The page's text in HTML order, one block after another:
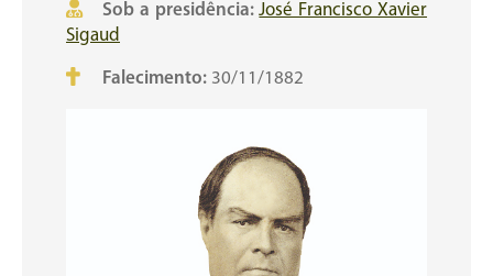
Sob a presidência: José Francisco Xavier
Sigaud
Falecimento: 30/11/1882